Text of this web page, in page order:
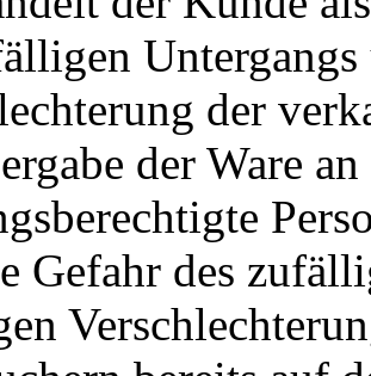
der
der Ware
Gefahr des